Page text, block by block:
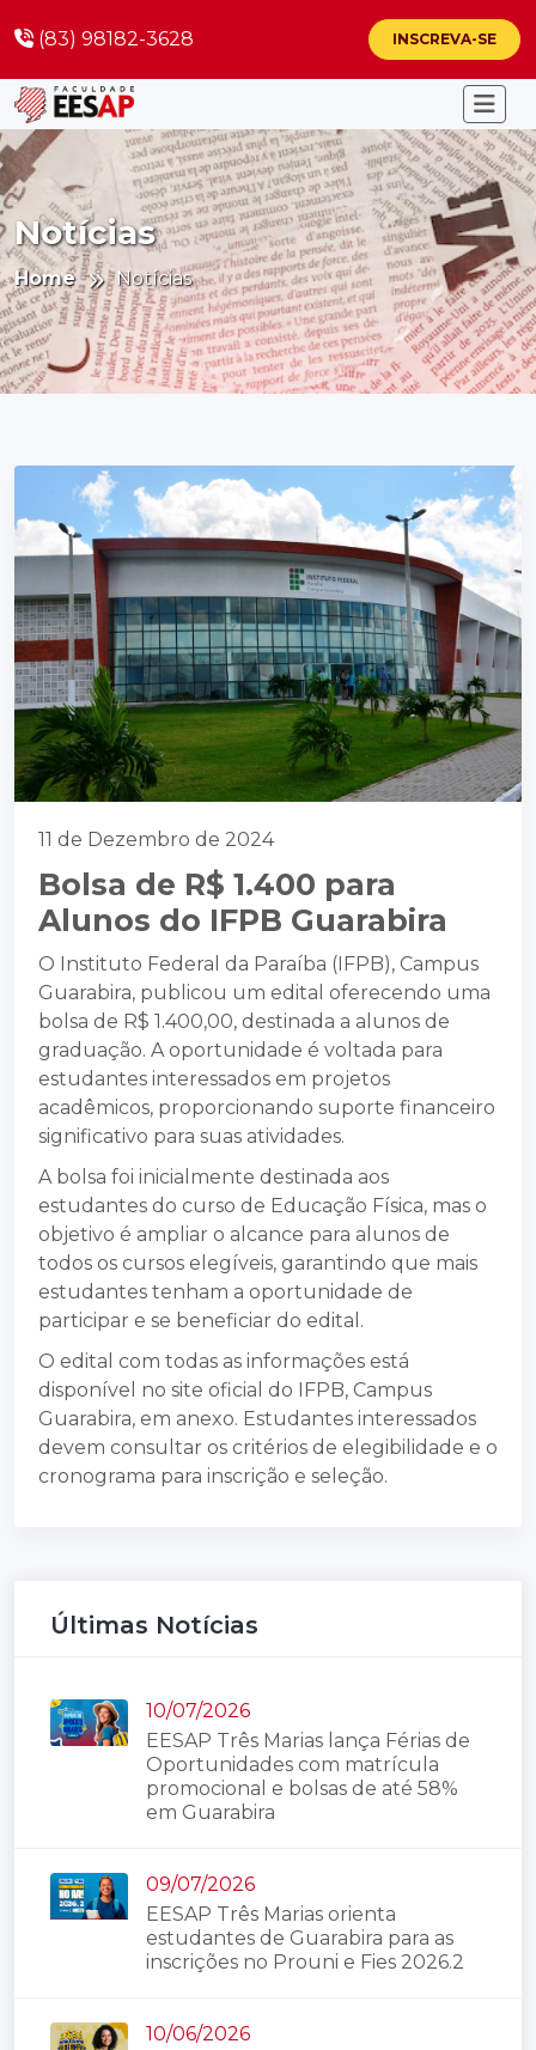
(83) 98182-3628 INSCREVA-SE
Notícias
Home Notícias
11 de Dezembro de 2024
Bolsa de R$ 1.400 para
Alunos do IFPB Guarabira
O Instituto Federal da Paraíba (IFPB), Campus
Guarabira, publicou um edital oferecendo uma
bolsa de R$ 1.400,00, destinada a alunos de
graduação. A oportunidade é voltada para
estudantes interessados em projetos
acadêmicos, proporcionando suporte financeiro
significativo para suas atividades.
A bolsa foi inicialmente destinada aos
estudantes do curso de Educação Física, mas o
objetivo é ampliar o alcance para alunos de
todos os cursos elegíveis, garantindo que mais
estudantes tenham a oportunidade de
participar e se beneficiar do edital.
O edital com todas as informações está
disponível no site oficial do IFPB, Campus
Guarabira, em anexo. Estudantes interessados
devem consultar os critérios de elegibilidade e o
cronograma para inscrição e seleção.
Últimas Notícias
10/07/2026
EESAP Três Marias lança Férias de
Oportunidades com matrícula
promocional e bolsas de até 58%
em Guarabira
09/07/2026
EESAP Três Marias orienta
estudantes de Guarabira para as
inscrições no Prouni e Fies 2026.2
10/06/2026